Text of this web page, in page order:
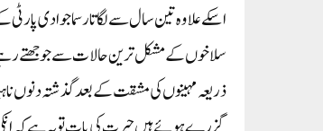
اسکے علاوہ تین سال سے لگاتار سماجوادی
سلاخوں کے مشکل ترین حالات سے جوجھتے رہے
ذریعہ مہینوں کی مشقت کے بعد گذشتہ دنوں